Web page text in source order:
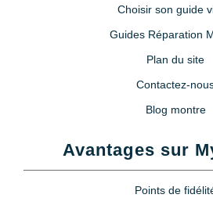
Choisir son guide
Guides Réparation
Plan du site
Contactez-
Blog montre
Avantages sur
Points de